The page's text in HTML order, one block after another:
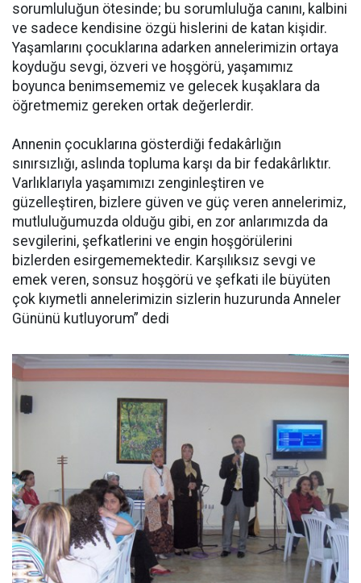
sorumluluğun ötesinde; bu sorumluluğa canını, kalbini
ve sadece kendisine özgü hislerini de katan kişidir.
Yaşamlarını çocuklarına adarken annelerimizin ortaya
koyduğu sevgi, özveri ve hoşgörü, yaşamımız
boyunca benimsememiz ve gelecek kuşaklara da
öğretmemiz gereken ortak değerlerdir.
Annenin çocuklarına gösterdiği fedakârlığın
sınırsızlığı, aslında topluma karşı da bir fedakârlıktır.
Varlıklarıyla yaşamımızı zenginleştiren ve
güzelleştiren, bizlere güven ve güç veren annelerimiz,
mutluluğumuzda olduğu gibi, en zor anlarımızda da
sevgilerini, şefkatlerini ve engin hoşgörülerini
bizlerden esirgememektedir. Karşılıksız sevgi ve
emek veren, sonsuz hoşgörü ve şefkati ile büyüten
çok kıymetli annelerimizin sizlerin huzurunda Anneler
Gününü kutluyorum” dedi